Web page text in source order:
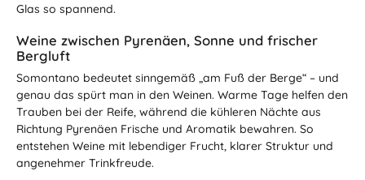
Glas so spannend.
Weine zwischen Pyrenäen, Sonne und frischer
Bergluft
Somontano bedeutet sinngemäß „am Fuß der Berge“ – und
genau das spürt man in den Weinen. Warme Tage helfen den
Trauben bei der Reife, während die kühleren Nächte aus
Richtung Pyrenäen Frische und Aromatik bewahren. So
entstehen Weine mit lebendiger Frucht, klarer Struktur und
angenehmer Trinkfreude.